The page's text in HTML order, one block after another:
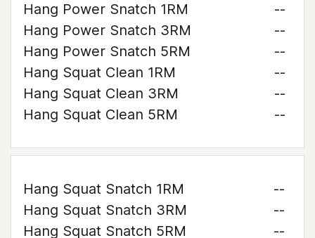
Hang Power Snatch 1RM
--
Hang Power Snatch 3RM
--
Hang Power Snatch 5RM
--
Hang Squat Clean 1RM
--
Hang Squat Clean 3RM
--
Hang Squat Clean 5RM
--
Hang Squat Snatch 1RM
--
Hang Squat Snatch 3RM
--
Hang Squat Snatch 5RM
--